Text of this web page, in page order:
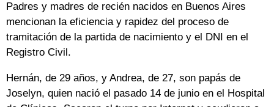
Padres y madres de recién nacidos en Buenos Aires
mencionan la eficiencia y rapidez del proceso de
tramitación de la partida de nacimiento y el DNI en el
Registro Civil.
Hernán, de 29 años, y Andrea, de 27, son papás de
Joselyn, quien nació el pasado 14 de junio en el Hospital